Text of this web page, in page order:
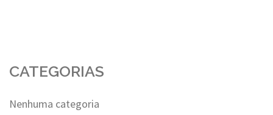
CATEGORIAS
Nenhuma categoria